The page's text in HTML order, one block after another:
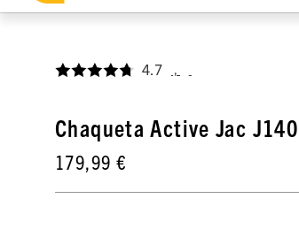
4.7
Chaqueta Active Jac
179,99 €